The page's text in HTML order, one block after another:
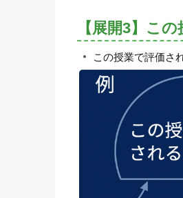
【展開3】こ
この授業で評価さ